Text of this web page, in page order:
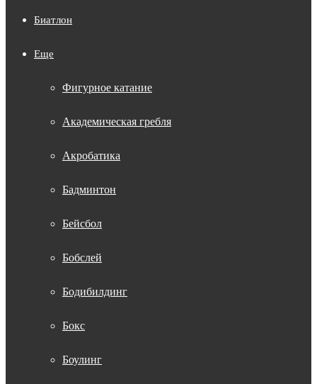
Биатлон
Еще
Фигурное катание
Академическая гребля
Акробатика
Бадминтон
Бейсбол
Бобслей
Бодибилдинг
Бокс
Боулинг